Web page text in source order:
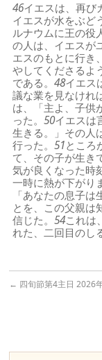
46イエスは、再び
イエスが水をぶど
ルナウムに王の役
の人は、イエスが
エスのもとに行き
やしてくださるよ
である。48イエス
議な業を見なけれ
は、「主よ、子供
った。50イエスは
生きる。」その人
行った。51ところ
て、その子が生き
気が良くなった時
一時に熱が下がり
「あなたの息子
とを、この父親は
信じた。54これは
れた、二回目のし
← 四旬節第4主日 2026